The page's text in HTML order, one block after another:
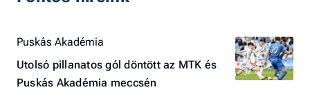
Puskás Akadémia
Utolsó pillanatos gól döntött az MTK és
Puskás Akadémia meccsén